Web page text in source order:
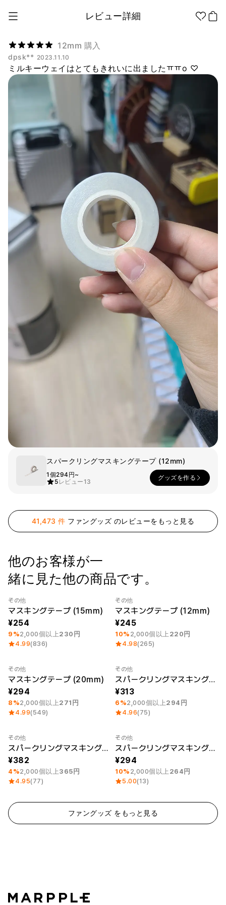
12mm 購入
dpsk** 2023.11.10
ミルキーウェイはとてもきれいに出ましたㅠㅠo ♡
スパークリングマスキングテープ (12mm)
1個294円~
5 レビュー13
グッズを作る
41,473 件 ファングッズ のレビューをもっと見る
他のお客様が一
緒に見た他の商品です。
最小注文数量 1個 Category Best
その他
マスキングテープ (15mm)
254
9%2,000個以上230円
4.99(836)
最小注文数量 1個
その他
マスキングテープ (12mm)
245
10% 2,000個以上 220円
4.98(265)
最小注文数量 1個
その他
マスキングテープ (20mm)
294
8%2,000個以上271円
4.99(549)
最小注文数量 1個
その他
スパークリングマスキングテープ (15mm)
313
6%2,000個以上294円
4.96(75)
最小注文数量 1個
その他
スパークリングマスキングテープ (20mm)
382
4%2,000個以上365円
4.95(77)
最小注文数量 1個
その他
スパークリングマスキングテープ (12mm)
294
10% 2,000個以上 264円
5.00(13)
ファングッズ をもっと見る
レビュー詳細
1個から制作
販促品/
ノベルティ
グッズ作りの
ファッション小物
ファングッズ
ステッカー
紙製品
文具/オフィス
スマホ
リビング
ペット
フレーム
カスタマーセンタ
サービス紹介
アパレル カテゴリー
Tシャツ シャツ
スウェッ
トシャツ
フードパ
ーカー
アウター パンツ
法被/ロー
ブ
人気ブランド
GILDAN
Champion
Printstar
ポリエステル
綿/ポリエステル
テリー
起毛
ダウンジャケット
レビューBEST
販売BEST
シースルートップス